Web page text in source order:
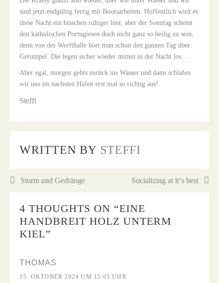
sind jetzt endgültig fertig mit Bootsarbeiten. Hoffentlich wird es
diese Nacht ein bisschen ruhiger hier, aber der Sonntag scheint
den katholischen Portugiesen doch nicht ganz so heilig zu sein,
denn von der Werfthalle hört man schon den ganzen Tag über
Gerumpel. Die legen sicher wieder mitten in der Nacht los…
Aber egal, morgen gehts zurück ins Wasser und dann schlafen
wir uns im nächsten Hafen erst mal so richtig aus!
Steffi
WRITTEN BY STEFFI
Beitragsnavigation
Sturm und Gedränge Socializing at it‘s best
4 THOUGHTS ON “EINE
HANDBREIT HOLZ UNTERM
KIEL”
THOMAS
15. OKTOBER 2024 UM 15:05 UHR